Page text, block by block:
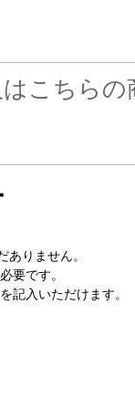
こちら
ありません。
要です。
記入いただけます。